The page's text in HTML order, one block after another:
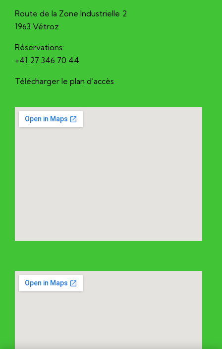
Route de la Zone Industrielle 2
1963 Vétroz
Réservations:
+41 27 346 70 44
Télécharger le plan d’accès